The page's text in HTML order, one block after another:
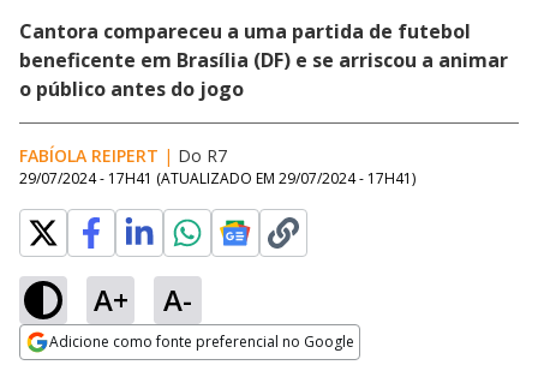
Cantora compareceu a uma partida de futebol
beneficente em Brasília (DF) e se arriscou a animar
o público antes do jogo
FABÍOLA REIPERT | Do R7
29/07/2024 - 17H41 (ATUALIZADO EM 29/07/2024 - 17H41)
A+ A-
Adicione como fonte preferencial no Google
Ativar
Loaded
62.50%